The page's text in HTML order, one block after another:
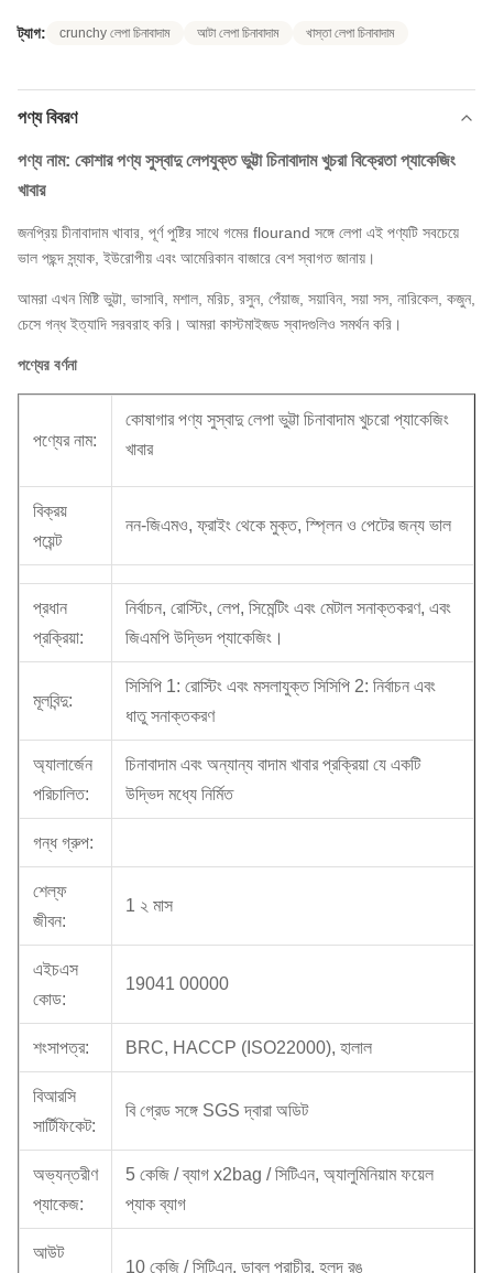
ট্যাগ: crunchy লেপা চিনাবাদাম আটা লেপা চিনাবাদাম খাস্তা লেপা চিনাবাদাম
পণ্য বিবরণ
পণ্য নাম: কোশার পণ্য সুস্বাদু লেপযুক্ত ভুট্টা চিনাবাদাম খুচরা বিক্রেতা প্যাকেজিং
খাবার
জনপ্রিয় চীনাবাদাম খাবার, পূর্ণ পুষ্টির সাথে গমের flourand সঙ্গে লেপা এই পণ্যটি সবচেয়ে
ভাল পছন্দ স্ন্যাক, ইউরোপীয় এবং আমেরিকান বাজারে বেশ স্বাগত জানায়।
আমরা এখন মিষ্টি ভুট্টা, ভাসাবি, মশাল, মরিচ, রসুন, পেঁয়াজ, সয়াবিন, সয়া সস, নারিকেল, কজুন,
চেসে গন্ধ ইত্যাদি সরবরাহ করি। আমরা কাস্টমাইজড স্বাদগুলিও সমর্থন করি।
পণ্যের বর্ণনা
পণ্যের নাম:
কোষাগার পণ্য সুস্বাদু লেপা ভুট্টা চিনাবাদাম খুচরো প্যাকেজিং
খাবার
বিক্রয়
পয়েন্ট
নন-জিএমও, ফ্রাইং থেকে মুক্ত, স্প্লিন ও পেটের জন্য ভাল
প্রধান
প্রক্রিয়া:
নির্বাচন, রোস্টিং, লেপ, সিমেন্টিং এবং মেটাল সনাক্তকরণ, এবং
জিএমপি উদ্ভিদ প্যাকেজিং।
মূলবিন্দু:
সিসিপি 1: রোস্টিং এবং মসলাযুক্ত সিসিপি 2: নির্বাচন এবং
ধাতু সনাক্তকরণ
অ্যালার্জেন
পরিচালিত:
চিনাবাদাম এবং অন্যান্য বাদাম খাবার প্রক্রিয়া যে একটি
উদ্ভিদ মধ্যে নির্মিত
গন্ধ গ্রুপ:
শেল্ফ
জীবন:
1 ২ মাস
এইচএস
কোড:
19041 00000
শংসাপত্র: BRC, HACCP (ISO22000), হালাল
বিআরসি
সার্টিফিকেট:
বি গ্রেড সঙ্গে SGS দ্বারা অডিট
অভ্যন্তরীণ
প্যাকেজ:
5 কেজি / ব্যাগ x2bag / সিটিএন, অ্যালুমিনিয়াম ফয়েল
প্যাক ব্যাগ
আউট
10 কেজি / সিটিএন, ডাবল প্রাচীর, হলুদ রঙ